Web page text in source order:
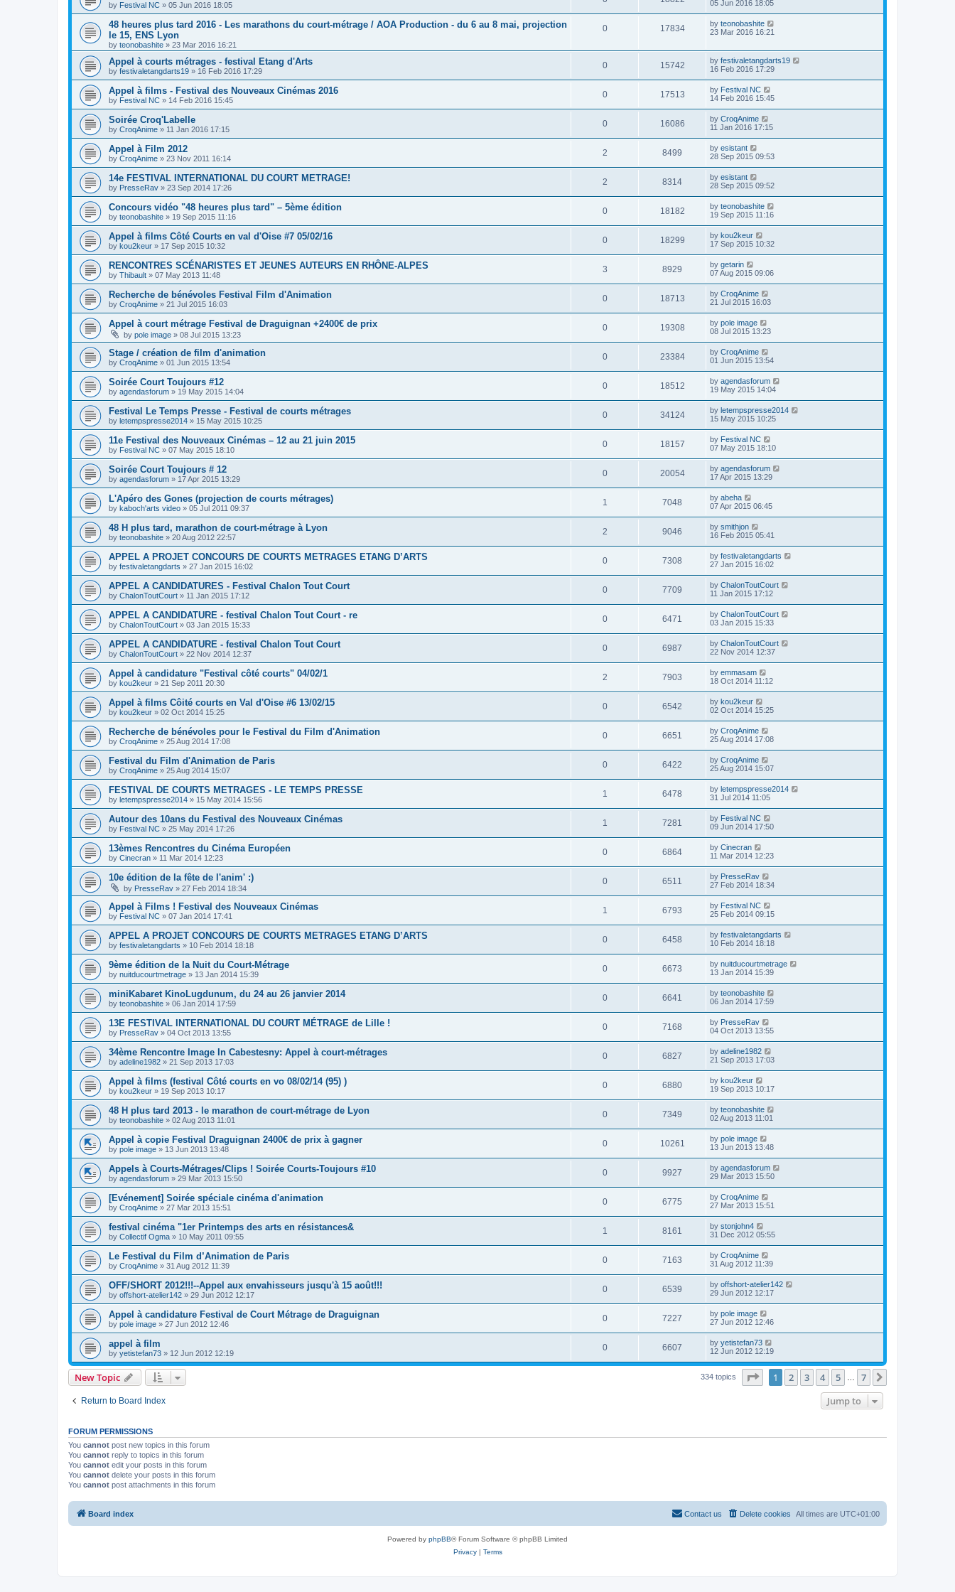
by Festival NC » 05 Jun 2016 18:05
05 Jun 2016 18:05
48 heures plus tard 2016 - Les marathons du court-métrage / AOA Production - du 6 au 8 mai, projection
le 15, ENS Lyon
by teonobashite » 23 Mar 2016 16:21
0 17834 by teonobashite
23 Mar 2016 16:21
Appel à courts métrages - festival Etang d'Arts
by festivaletangdarts19 » 16 Feb 2016 17:29
0 15742 by festivaletangdarts19
16 Feb 2016 17:29
Appel à films - Festival des Nouveaux Cinémas 2016
by Festival NC » 14 Feb 2016 15:45
0 17513 by Festival NC
14 Feb 2016 15:45
Soirée Croq'Labelle
by CroqAnime » 11 Jan 2016 17:15
0 16086 by CroqAnime
11 Jan 2016 17:15
Appel à Film 2012
by CroqAnime » 23 Nov 2011 16:14
2 8499 by esistant
28 Sep 2015 09:53
14e FESTIVAL INTERNATIONAL DU COURT METRAGE!
by PresseRav » 23 Sep 2014 17:26
2 8314 by esistant
28 Sep 2015 09:52
Concours vidéo "48 heures plus tard" – 5ème édition
by teonobashite » 19 Sep 2015 11:16
0 18182 by teonobashite
19 Sep 2015 11:16
Appel à films Côté Courts en val d'Oise #7 05/02/16
by kou2keur » 17 Sep 2015 10:32
0 18299 by kou2keur
17 Sep 2015 10:32
RENCONTRES SCÉNARISTES ET JEUNES AUTEURS EN RHÔNE-ALPES
by Thibault » 07 May 2013 11:48
3 8929 by getarin
07 Aug 2015 09:06
Recherche de bénévoles Festival Film d'Animation
by CroqAnime » 21 Jul 2015 16:03
0 18713 by CroqAnime
21 Jul 2015 16:03
Appel à court métrage Festival de Draguignan +2400€ de prix
by pole image » 08 Jul 2015 13:23
0 19308 by pole image
08 Jul 2015 13:23
Stage / création de film d'animation
by CroqAnime » 01 Jun 2015 13:54
0 23384 by CroqAnime
01 Jun 2015 13:54
Soirée Court Toujours #12
by agendasforum » 19 May 2015 14:04
0 18512 by agendasforum
19 May 2015 14:04
Festival Le Temps Presse - Festival de courts métrages
by letempspresse2014 » 15 May 2015 10:25
0 34124 by letempspresse2014
15 May 2015 10:25
11e Festival des Nouveaux Cinémas – 12 au 21 juin 2015
by Festival NC » 07 May 2015 18:10
0 18157 by Festival NC
07 May 2015 18:10
Soirée Court Toujours # 12
by agendasforum » 17 Apr 2015 13:29
0 20054 by agendasforum
17 Apr 2015 13:29
L'Apéro des Gones (projection de courts métrages)
by kaboch'arts video » 05 Jul 2011 09:37
1 7048 by abeha
07 Apr 2015 06:45
48 H plus tard, marathon de court-métrage à Lyon
by teonobashite » 20 Aug 2012 22:57
2 9046 by smithjon
16 Feb 2015 05:41
APPEL A PROJET CONCOURS DE COURTS METRAGES ETANG D’ARTS
by festivaletangdarts » 27 Jan 2015 16:02
0 7308 by festivaletangdarts
27 Jan 2015 16:02
APPEL A CANDIDATURES - Festival Chalon Tout Court
by ChalonToutCourt » 11 Jan 2015 17:12
0 7709 by ChalonToutCourt
11 Jan 2015 17:12
APPEL A CANDIDATURE - festival Chalon Tout Court - re
by ChalonToutCourt » 03 Jan 2015 15:33
0 6471 by ChalonToutCourt
03 Jan 2015 15:33
APPEL A CANDIDATURE - festival Chalon Tout Court
by ChalonToutCourt » 22 Nov 2014 12:37
0 6987 by ChalonToutCourt
22 Nov 2014 12:37
Appel à candidature "Festival côté courts" 04/02/1
by kou2keur » 21 Sep 2011 20:30
2 7903 by emmasam
18 Oct 2014 11:12
Appel à films Côité courts en Val d'Oise #6 13/02/15
by kou2keur » 02 Oct 2014 15:25
0 6542 by kou2keur
02 Oct 2014 15:25
Recherche de bénévoles pour le Festival du Film d'Animation
by CroqAnime » 25 Aug 2014 17:08
0 6651 by CroqAnime
25 Aug 2014 17:08
Festival du Film d'Animation de Paris
by CroqAnime » 25 Aug 2014 15:07
0 6422 by CroqAnime
25 Aug 2014 15:07
FESTIVAL DE COURTS METRAGES - LE TEMPS PRESSE
by letempspresse2014 » 15 May 2014 15:56
1 6478 by letempspresse2014
31 Jul 2014 11:05
Autour des 10ans du Festival des Nouveaux Cinémas
by Festival NC » 25 May 2014 17:26
1 7281 by Festival NC
09 Jun 2014 17:50
13èmes Rencontres du Cinéma Européen
by Cinecran » 11 Mar 2014 12:23
0 6864 by Cinecran
11 Mar 2014 12:23
10e édition de la fête de l'anim' :)
by PresseRav » 27 Feb 2014 18:34
0 6511 by PresseRav
27 Feb 2014 18:34
Appel à Films ! Festival des Nouveaux Cinémas
by Festival NC » 07 Jan 2014 17:41
1 6793 by Festival NC
25 Feb 2014 09:15
APPEL A PROJET CONCOURS DE COURTS METRAGES ETANG D’ARTS
by festivaletangdarts » 10 Feb 2014 18:18
0 6458 by festivaletangdarts
10 Feb 2014 18:18
9ème édition de la Nuit du Court-Métrage
by nuitducourtmetrage » 13 Jan 2014 15:39
0 6673 by nuitducourtmetrage
13 Jan 2014 15:39
miniKabaret KinoLugdunum, du 24 au 26 janvier 2014
by teonobashite » 06 Jan 2014 17:59
0 6641 by teonobashite
06 Jan 2014 17:59
13E FESTIVAL INTERNATIONAL DU COURT MÉTRAGE de Lille !
by PresseRav » 04 Oct 2013 13:55
0 7168 by PresseRav
04 Oct 2013 13:55
34ème Rencontre Image In Cabestesny: Appel à court-métrages
by adeline1982 » 21 Sep 2013 17:03
0 6827 by adeline1982
21 Sep 2013 17:03
Appel à films (festival Côté courts en vo 08/02/14 (95) )
by kou2keur » 19 Sep 2013 10:17
0 6880 by kou2keur
19 Sep 2013 10:17
48 H plus tard 2013 - le marathon de court-métrage de Lyon
by teonobashite » 02 Aug 2013 11:01
0 7349 by teonobashite
02 Aug 2013 11:01
Appel à copie Festival Draguignan 2400€ de prix à gagner
by pole image » 13 Jun 2013 13:48
0 10261 by pole image
13 Jun 2013 13:48
Appels à Courts-Métrages/Clips ! Soirée Courts-Toujours #10
by agendasforum » 29 Mar 2013 15:50
0 9927 by agendasforum
29 Mar 2013 15:50
[Evénement] Soirée spéciale cinéma d'animation
by CroqAnime » 27 Mar 2013 15:51
0 6775 by CroqAnime
27 Mar 2013 15:51
festival cinéma "1er Printemps des arts en résistances&
by Collectif Ogma » 10 May 2011 09:55
1 8161 by stonjohn4
31 Dec 2012 05:55
Le Festival du Film d’Animation de Paris
by CroqAnime » 31 Aug 2012 11:39
0 7163 by CroqAnime
31 Aug 2012 11:39
OFF/SHORT 2012!!!--Appel aux envahisseurs jusqu'à 15 août!!!
by offshort-atelier142 » 29 Jun 2012 12:17
0 6539 by offshort-atelier142
29 Jun 2012 12:17
Appel à candidature Festival de Court Métrage de Draguignan
by pole image » 27 Jun 2012 12:46
0 7227 by pole image
27 Jun 2012 12:46
appel à film
by yetistefan73 » 12 Jun 2012 12:19
0 6607 by yetistefan73
12 Jun 2012 12:19
New Topic 334 topics Page of 7
1 2 3 4 5 7
Return to Board Index Jump to
FORUM PERMISSIONS
You cannot post new topics in this forum
You cannot reply to topics in this forum
You cannot edit your posts in this forum
You cannot delete your posts in this forum
You cannot post attachments in this forum
Board index All times are UTC+01:00
Delete cookies
Contact us
Powered by phpBB® Forum Software © phpBB Limited
Privacy| Terms